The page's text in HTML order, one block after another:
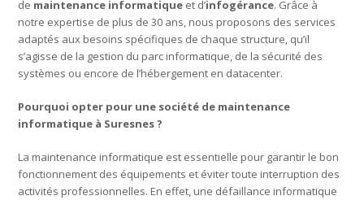
de maintenance informatique et d’infogérance. Grâce à
notre expertise de plus de 30 ans, nous proposons des services
adaptés aux besoins spécifiques de chaque structure, qu’il
s’agisse de la gestion du parc informatique, de la sécurité des
systèmes ou encore de l’hébergement en datacenter.
Pourquoi opter pour une société de maintenance
informatique à Suresnes ?
La maintenance informatique est essentielle pour garantir le bon
fonctionnement des équipements et éviter toute interruption des
activités professionnelles. En effet, une défaillance informatique